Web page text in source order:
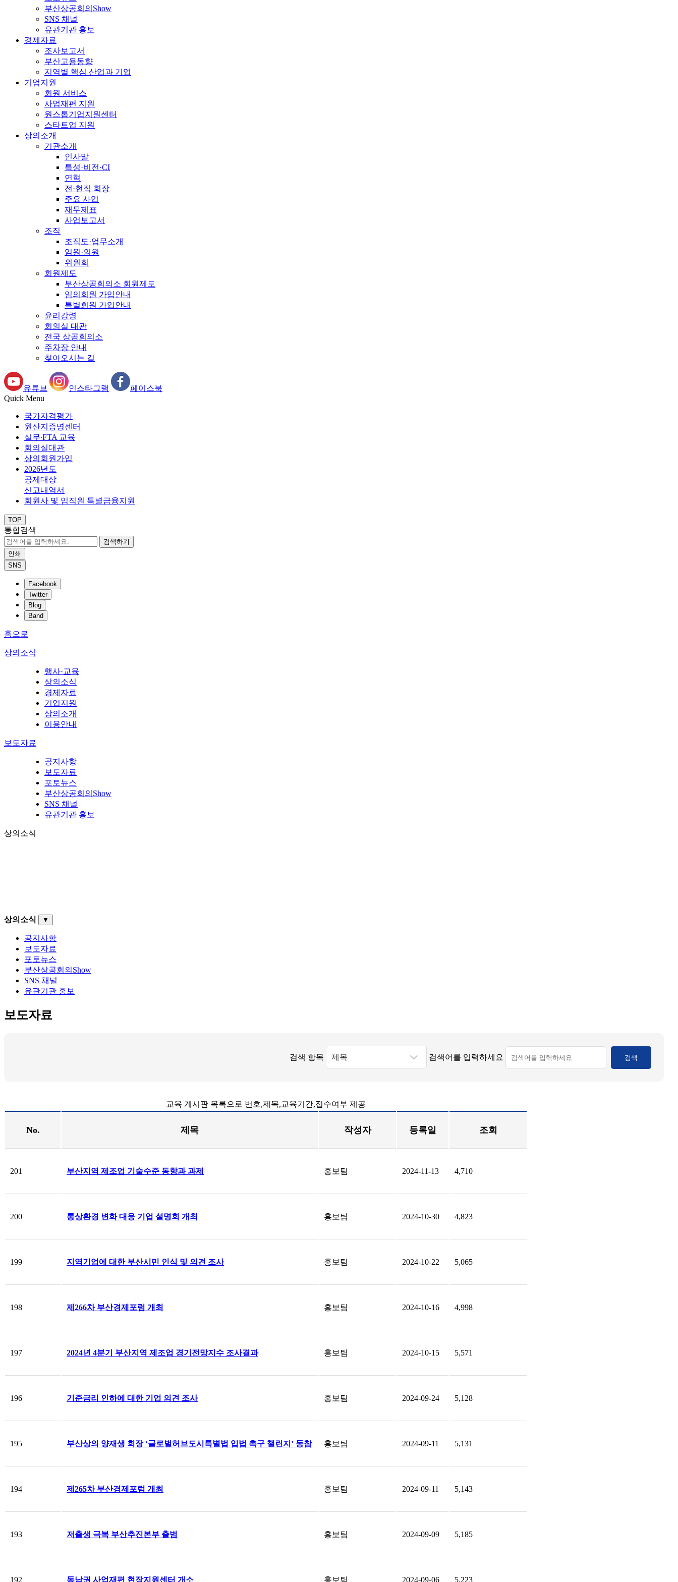
부산상공회의Show
SNS 채널
유관기관 홍보
경제자료
조사보고서
부산고용동향
지역별 핵심 산업과 기업
기업지원
회원 서비스
사업재편 지원
원스톱기업지원센터
스타트업 지원
상의소개
기관소개
인사말
특성·비전·CI
연혁
전·현직 회장
주요 사업
재무제표
사업보고서
조직
조직도·업무소개
임원·의원
위원회
회원제도
부산상공회의소 회원제도
임의회원 가입안내
특별회원 가입안내
윤리강령
회의실 대관
전국 상공회의소
주차장 안내
찾아오시는 길
유튜브 인스타그램
페이스북
Quick Menu
국가자격평가
원산지증명센터
실무∙FTA 교육
회의실대관
상의회원가입
2026년도
공제대상
신고내역서
회원사 및 임직원 특별금융지원
TOP
통합검색
검색하기
인쇄
SNS
Facebook
Twitter
Blog
Band
홈으로
상의소식
행사·교육
상의소식
경제자료
기업지원
상의소개
이용안내
보도자료
공지사항
보도자료
포토뉴스
부산상공회의Show
SNS 채널
유관기관 홍보
상의소식
상의소식 ▼
공지사항
보도자료
포토뉴스
부산상공회의Show
SNS 채널
유관기관 홍보
보도자료
검색 항목 검색어를 입력하세요 검색
교육 게시판 목록으로 번호,제목,교육기간,접수여부 제공
No. 제목 작성자 등록일 조회
201 부산지역 제조업 기술수준 동향과 과제 홍보팀 2024-11-13 4,710
200 통상환경 변화 대응 기업 설명회 개최 홍보팀 2024-10-30 4,823
199 지역기업에 대한 부산시민 인식 및 의견 조사 홍보팀 2024-10-22 5,065
198 제266차 부산경제포럼 개최 홍보팀 2024-10-16 4,998
197 2024년 4분기 부산지역 제조업 경기전망지수 조사결과 홍보팀 2024-10-15 5,571
196 기준금리 인하에 대한 기업 의견 조사 홍보팀 2024-09-24 5,128
195 부산상의 양재생 회장 ‘글로벌허브도시특별법 입법 촉구 챌린지’ 동참 홍보팀 2024-09-11 5,131
194 제265차 부산경제포럼 개최 홍보팀 2024-09-11 5,143
193 저출생 극복 부산추진본부 출범 홍보팀 2024-09-09 5,185
192 동남권 사업재편 현장지원센터 개소 홍보팀 2024-09-06 5,223